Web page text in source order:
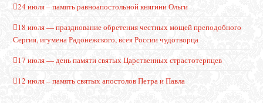
24 июля – память равноапостольной княгини Ольги
18 июля — празднование обретения честных мощей преподобного
Сергия, игумена Радонежского, всея России чудотворца
17 июля — день памяти святых Царственных страстотерпцев
12 июля – память святых апостолов Петра и Павла